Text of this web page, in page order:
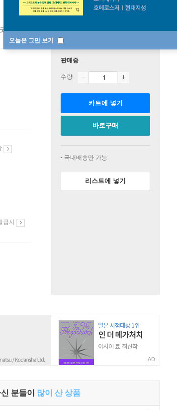
오늘은 그만 보기
즈 1위
급시
판매중
수량
카트에 넣기
바로구매
국내배송만 가능
리스트에 넣기
AD
분들이 많이 산 상품